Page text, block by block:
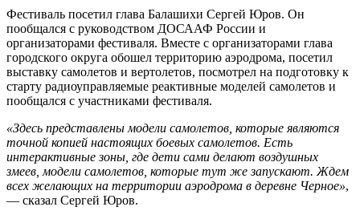
Фестиваль посетил глава Балашихи Сергей Юров. Он
пообщался с руководством ДОСААФ России и
организаторами фестиваля. Вместе с организаторами глава
городского округа обошел территорию аэродрома, посетил
выставку самолетов и вертолетов, посмотрел на подготовку к
старту радиоуправляемые реактивные моделей самолетов и
пообщался с участниками фестиваля.
«Здесь представлены модели самолетов, которые являются
точной копией настоящих боевых самолетов. Есть
интерактивные зоны, где дети сами делают воздушных
змеев, модели самолетов, которые тут же запускают. Ждем
всех желающих на территории аэродрома в деревне Черное»,
— сказал Сергей Юров.